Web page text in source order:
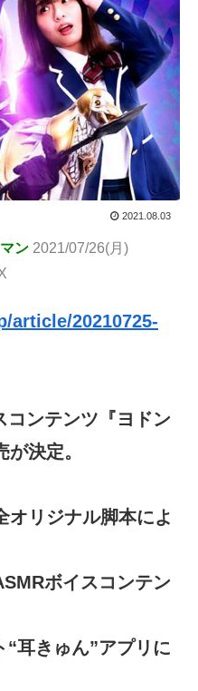
2021.08.03
ン 2021/07/26(月)
article/20210725-
コンテンツ『ヨドン
決定。
オリジナル脚本によ
ボイスコンテン
耳きゅん”アプリに